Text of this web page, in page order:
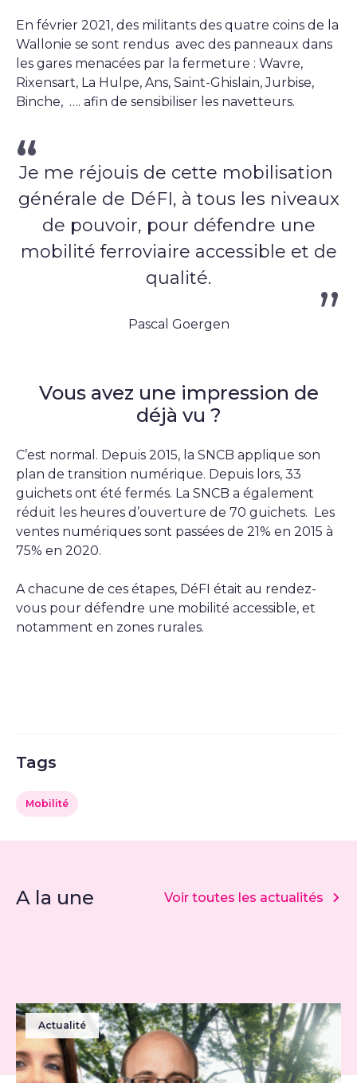
En février 2021, des militants des quatre coins de la
Wallonie se sont rendus avec des panneaux dans
les gares menacées par la fermeture : Wavre,
Rixensart, La Hulpe, Ans, Saint-Ghislain, Jurbise,
Binche, …. afin de sensibiliser les navetteurs.
Je me réjouis de cette mobilisation
générale de DéFI, à tous les niveaux
de pouvoir, pour défendre une
mobilité ferroviaire accessible et de
qualité.
Pascal Goergen
Vous avez une impression de
déjà vu ?
C’est normal. Depuis 2015, la SNCB applique son
plan de transition numérique. Depuis lors, 33
guichets ont été fermés. La SNCB a également
réduit les heures d’ouverture de 70 guichets. Les
ventes numériques sont passées de 21% en 2015 à
75% en 2020.
A chacune de ces étapes, DéFI était au rendez-
vous pour défendre une mobilité accessible, et
notamment en zones rurales.
Tags
Mobilité
A la une Voir toutes les actualités
Actualité